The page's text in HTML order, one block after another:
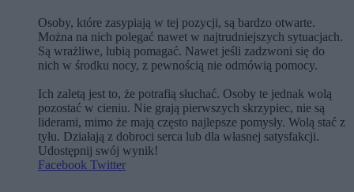
Osoby, które zasypiają w tej pozycji, są bardzo otwarte.
Można na nich polegać nawet w najtrudniejszych sytuacjach.
Są wrażliwe, lubią pomagać. Nawet jeśli zadzwoni się do
nich w środku nocy, z pewnością nie odmówią pomocy.
Ich zaletą jest to, że potrafią słuchać. Osoby te jednak wolą
pozostać w cieniu. Nie grają pierwszych skrzypiec, nie są
liderami, mimo że mają często najlepsze pomysły. Wolą stać z
tyłu. Działają z dobroci serca lub dla własnej satysfakcji.
Udostępnij swój wynik!
Facebook Twitter